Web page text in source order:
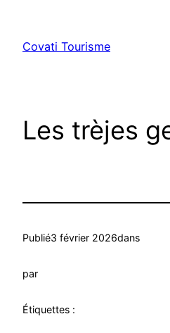
contenu
Covati Tourisme
Les trèjes
Publié3 février 2026dans
par
Étiquettes :